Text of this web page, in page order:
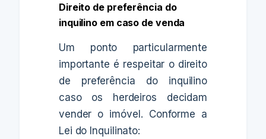
Direito de preferência do
inquilino em caso de venda
Um ponto particularmente
importante é respeitar o direito
de preferência do inquilino
caso os herdeiros decidam
vender o imóvel. Conforme a
Lei do Inquilinato: